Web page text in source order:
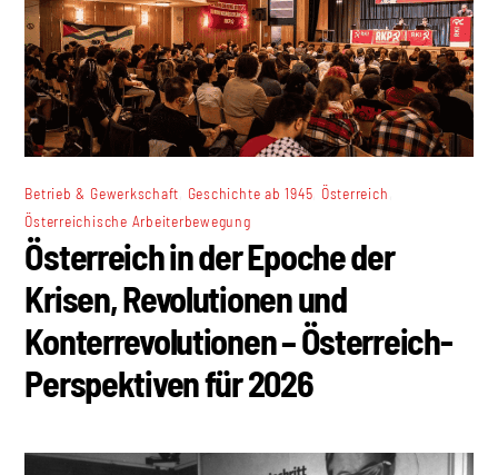
Betrieb & Gewerkschaft Geschichte ab 1945 Österreich
Österreichische Arbeiterbewegung
Österreich in der Epoche der
Krisen, Revolutionen und
Konterrevolutionen – Österreich-
Perspektiven für 2026